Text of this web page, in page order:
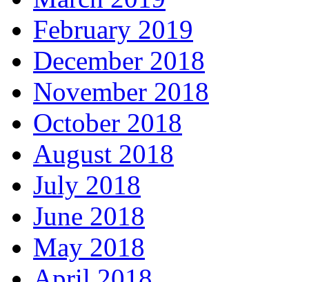
February 2019
December 2018
November 2018
October 2018
August 2018
July 2018
June 2018
May 2018